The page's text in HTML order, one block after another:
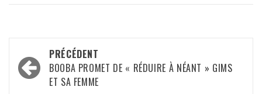
Navigation
d’article
PRÉCÉDENT
BOOBA PROMET DE « RÉDUIRE À NÉANT » GIMS
ET SA FEMME